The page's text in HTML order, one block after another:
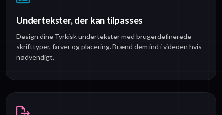
Undertekster, der kan tilpasses
Design dine Tyrkisk undertekster med brugerdefinerede
skrifttyper, farver og placering. Brænd dem ind i videoen hvis
nødvendigt.